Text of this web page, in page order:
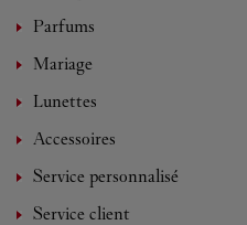
Parfums
Mariage
Lunettes
Accessoires
Service personnalisé
Service client